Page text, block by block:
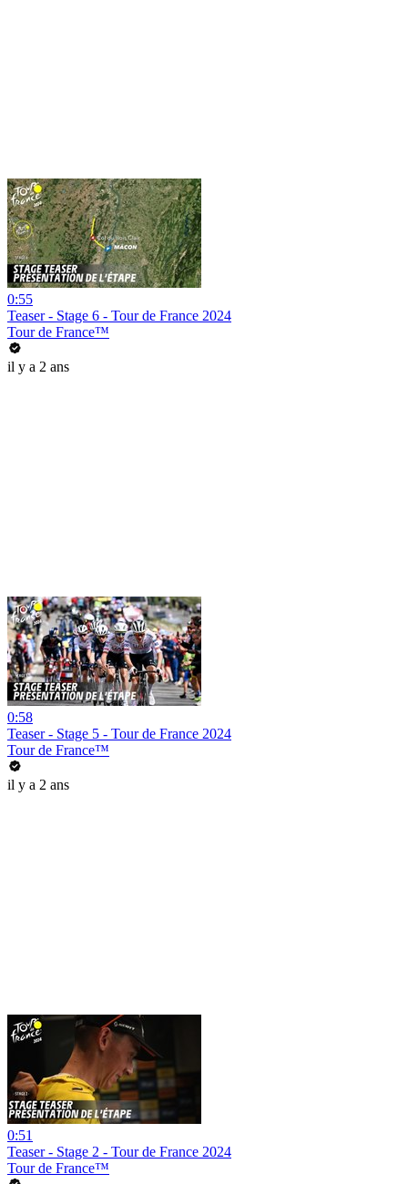
0:55
Teaser - Stage 6 - Tour de France 2024
Tour de France™
il y a 2 ans
0:58
Teaser - Stage 5 - Tour de France 2024
Tour de France™
il y a 2 ans
0:51
Teaser - Stage 2 - Tour de France 2024
Tour de France™